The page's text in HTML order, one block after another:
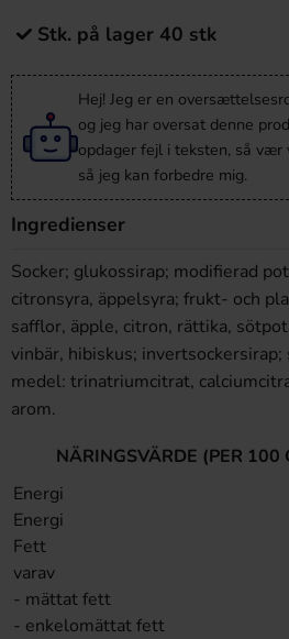
Stk. på lager 40 stk
Hej! Jeg er en
og jeg har oversat denne
opdager fejl i teksten, så vær
så jeg kan forbedre mig.
Ingredienser
Socker; glukossirap; modifierad
citronsyra, äppelsyra; frukt- och
safflor, äpple, citron, rättika,
vinbär, hibiskus;
medel: trinatriumcitrat,
arom.
NÄRINGSVÄRDE (PER 100
Energi
Energi
Fett
varav
- mättat fett
- enkelomättat fett